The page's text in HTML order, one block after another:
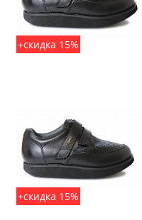
+скидка 15%
+скидка 15%